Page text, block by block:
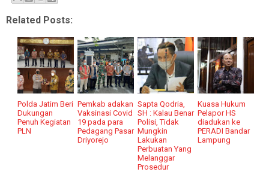
Related Posts:
Polda Jatim Beri
Dukungan
Penuh Kegiatan
PLN
Pemkab adakan
Vaksinasi Covid
19 pada para
Pedagang Pasar
Driyorejo
Sapta Qodria,
SH : Kalau Benar
Polisi, Tidak
Mungkin
Lakukan
Perbuatan Yang
Melanggar
Prosedur
Kuasa Hukum
Pelapor HS
diadukan ke
PERADI Bandar
Lampung